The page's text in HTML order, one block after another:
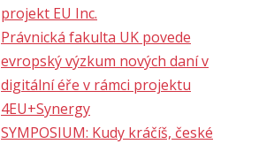
projekt EU Inc.
Právnická fakulta UK povede
evropský výzkum nových daní v
digitální éře v rámci projektu
4EU+Synergy
SYMPOSIUM: Kudy kráčíš, české